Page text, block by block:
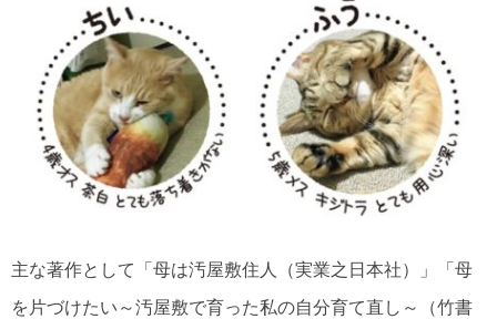
主な著作として「母は汚屋敷住人（実業之日本社）」「母
を片づけたい～汚屋敷で育った私の自分育て直し～（竹書